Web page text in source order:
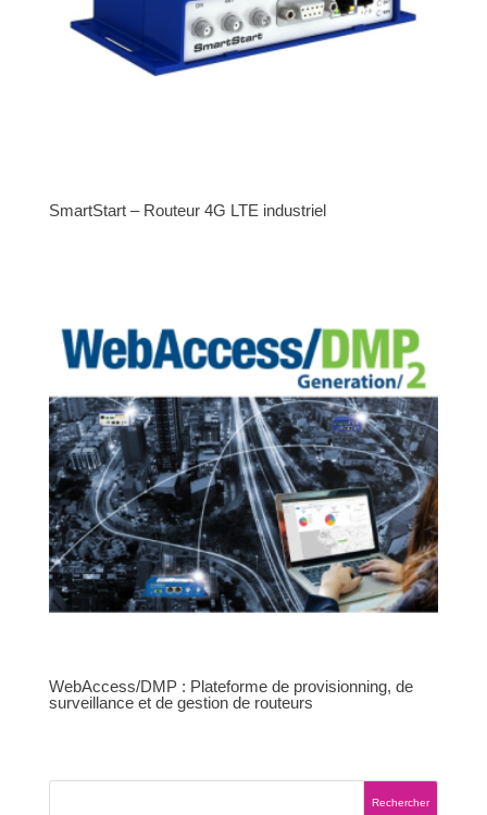
SmartStart – Routeur 4G LTE industriel
WebAccess/DMP : Plateforme de provisionning, de
surveillance et de gestion de routeurs